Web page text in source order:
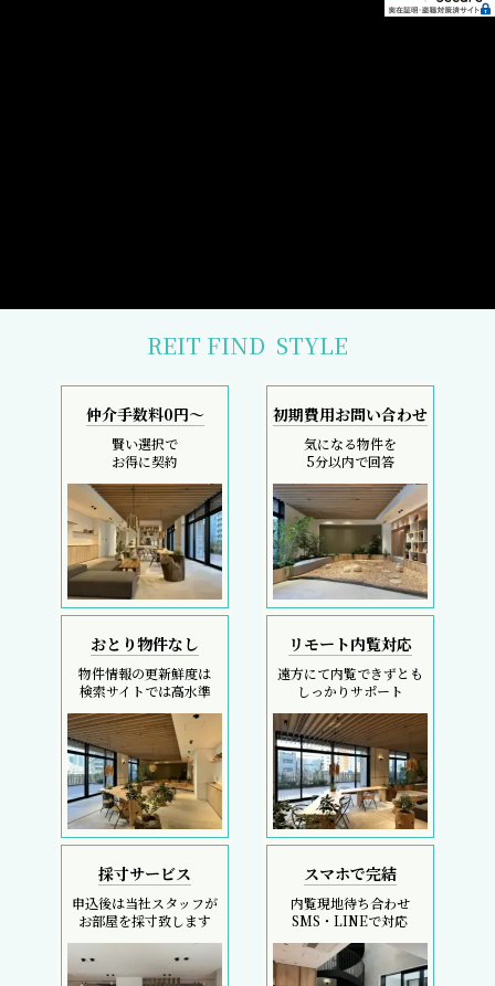
REIT FIND STYLE
仲介手数料0円～
賢い選択で
お得に契約
初期費用お問い合わせ
気になる物件を
5分以内で回答
おとり物件なし
物件情報の更新鮮度は
検索サイトでは高水準
リモート内覧対応
遠方にて内覧できずとも
しっかりサポート
採寸サービス
申込後は当社スタッフが
お部屋を採寸致します
スマホで完結
内覧現地待ち合わせ
SMS・LINEで対応